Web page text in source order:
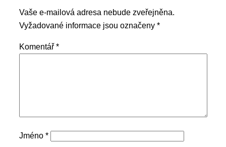
Vaše e-mailová adresa nebude zveřejněna.
Vyžadované informace jsou označeny *
Komentář *
Jméno *